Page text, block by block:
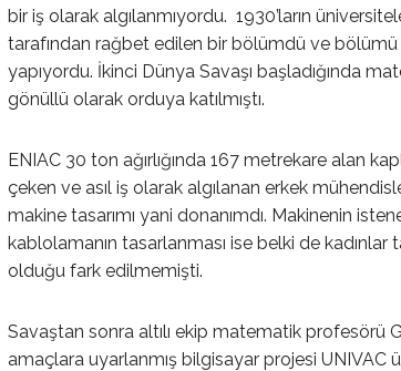
bir iş olarak algılanmıyordu. 1930’ların
tarafından rağbet edilen bir bölümdü ve
yapıyordu. İkinci Dünya Savaşı başladığında
gönüllü olarak orduya katılmıştı.
ENIAC 30 ton ağırlığında 167 metrekare alan
çeken ve asıl iş olarak algılanan erkek
makine tasarımı yani donanımdı. Makinenin
kablolamanın tasarlanması ise belki de kadınlar
olduğu fark edilmemişti.
Savaştan sonra altılı ekip matematik profesörü
amaçlara uyarlanmış bilgisayar projesi UNIVAC